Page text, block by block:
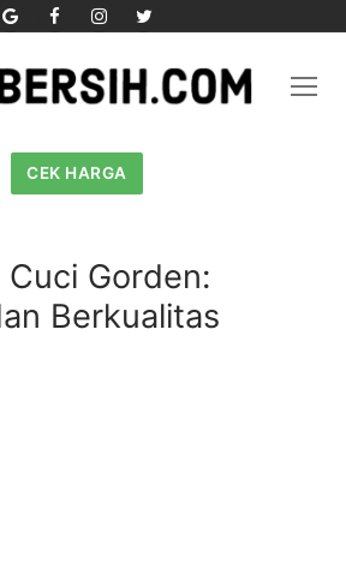
CEK HARGA
Gorden:
Berkualitas